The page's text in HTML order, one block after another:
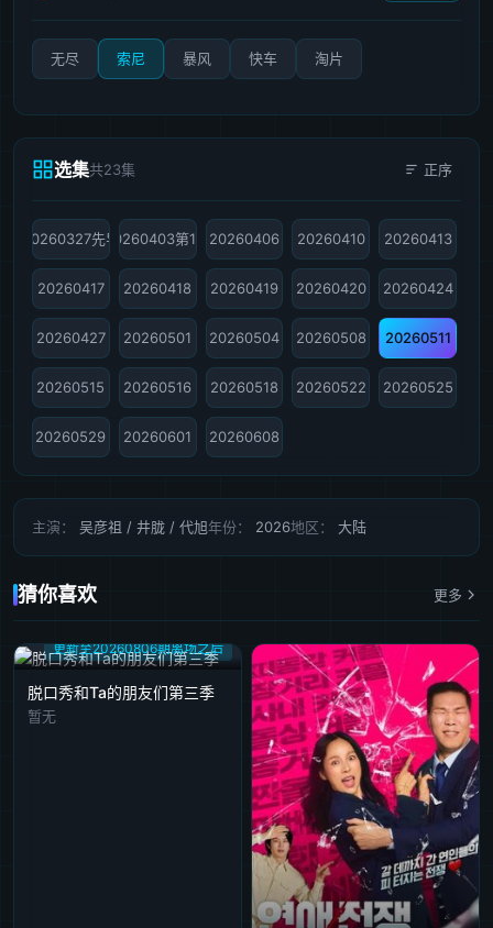
无尽 索尼 暴风 快车 淘片
选集共23集 正序
20260327先导20260403第1期20260406 20260410 20260413
20260417 20260418 20260419 20260420 20260424
20260427 20260501 20260504 20260508 20260511
20260515 20260516 20260518 20260522 20260525
20260529 20260601 20260608
主演： 吴彦祖 / 井胧 / 代旭年份： 2026地区： 大陆
猜你喜欢 更多
更新至20260806期离场之后
脱口秀和Ta的朋友们第三季
暂无